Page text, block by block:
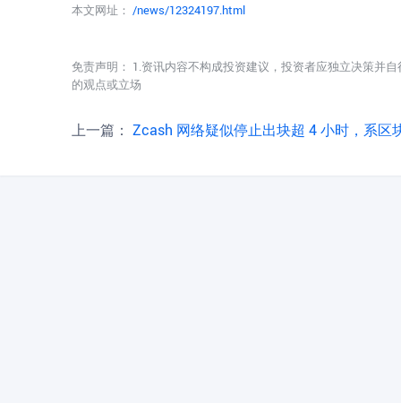
本文网址： /news/12324197.html
免责声明： 1.资讯内容不构成投资建议，投资者应独立决策并
的观点或立场
上一篇： Zcash 网络疑似停止出块超 4 小时，系区块浏览器反应延